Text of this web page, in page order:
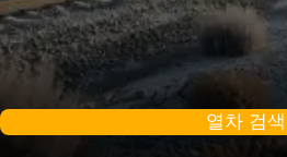
열차 검색